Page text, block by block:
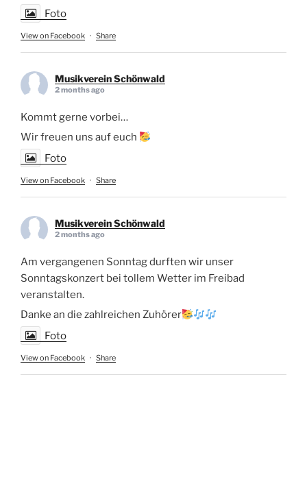
Foto
View on Facebook · Share
Musikverein Schönwald
2 months ago
Kommt gerne vorbei…
Wir freuen uns auf euch
Foto
View on Facebook · Share
Musikverein Schönwald
2 months ago
Am vergangenen Sonntag durften wir unser
Sonntagskonzert bei tollem Wetter im Freibad
veranstalten.
Danke an die zahlreichen Zuhörer
Foto
View on Facebook · Share